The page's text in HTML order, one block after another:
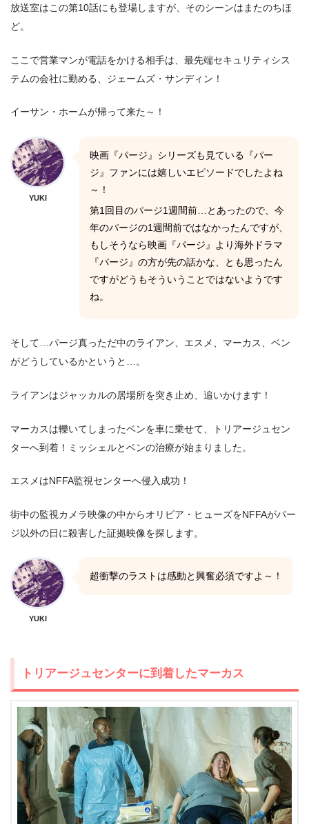
放送室はこの第10話にも登場しますが、そのシーンはまたのちほ
ど。
ここで営業マンが電話をかける相手は、最先端セキュリティシス
テムの会社に勤める、ジェームズ・サンディン！
イーサン・ホームが帰って来た～！
YUKI
映画『パージ』シリーズも見ている『パー
ジ』ファンには嬉しいエピソードでしたよね
～！
第1回目のパージ1週間前…とあったので、今
年のパージの1週間前ではなかったんですが、
もしそうなら映画『パージ』より海外ドラマ
『パージ』の方が先の話かな、とも思ったん
ですがどうもそういうことではないようです
ね。
そして…パージ真っただ中のライアン、エスメ、マーカス、ベン
がどうしているかというと…。
ライアンはジャッカルの居場所を突き止め、追いかけます！
マーカスは轢いてしまったベンを車に乗せて、トリアージュセン
ターへ到着！ミッシェルとベンの治療が始まりました。
エスメはNFFA監視センターへ侵入成功！
街中の監視カメラ映像の中からオリビア・ヒューズをNFFAがパー
ジ以外の日に殺害した証拠映像を探します。
YUKI
超衝撃のラストは感動と興奮必須ですよ～！
トリアージュセンターに到着したマーカス